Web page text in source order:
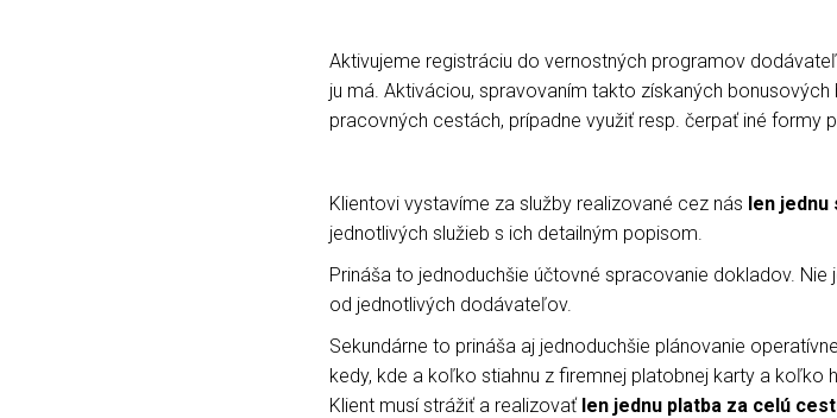
Aktivujeme registráciu do vernostných programov
ju má. Aktiváciou, spravovaním takto získaných
pracovných cestách, prípadne využiť resp. čerpať iné formy
Klientovi vystavíme za služby realizované cez nás len jednu
jednotlivých služieb s ich detailným popisom.
Prináša to jednoduchšie účtovné spracovanie dokladov.
od jednotlivých dodávateľov.
Sekundárne to prináša aj jednoduchšie plánovanie
kedy, kde a koľko stiahnu z firemnej platobnej karty a
Klient musí strážiť a realizovať len jednu platba za celú